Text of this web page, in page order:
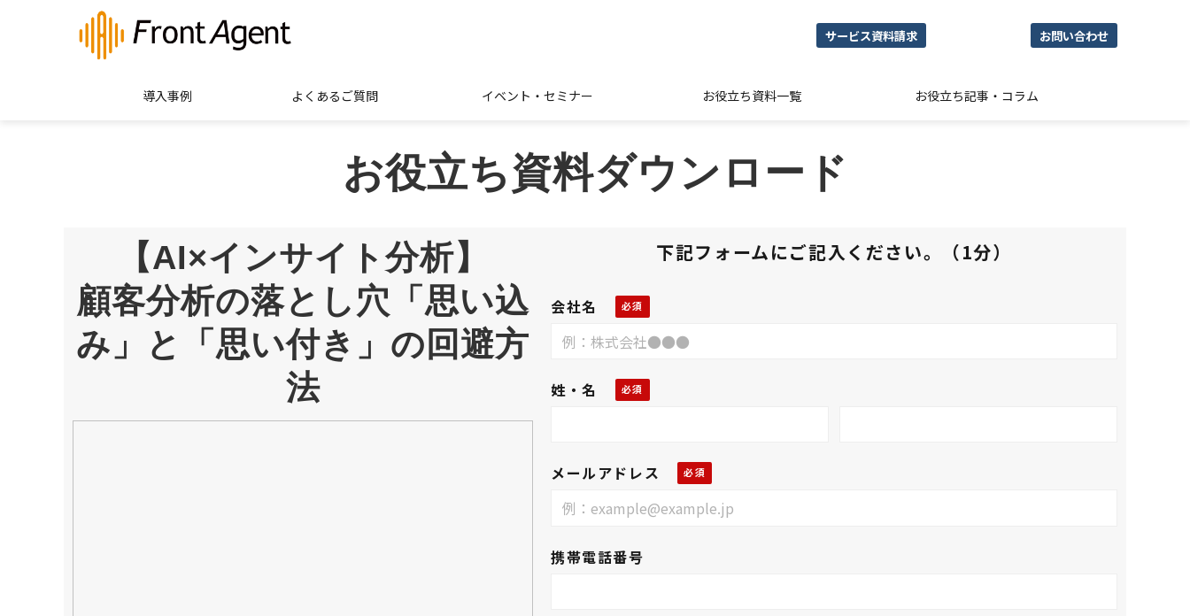
サービス資料請求 お問い合わせ
導入事例 よくあるご質問 イベント・セミナー お役立ち資料一覧 お役立ち記事・コラム
お役立ち資料ダウンロード
【AI×インサイト分析】
顧客分析の落とし穴「思い込
み」と「思い付き」の回避方
法
下記フォームにご記入ください。（1分）
会社名
姓・名
メールアドレス
携帯電話番号